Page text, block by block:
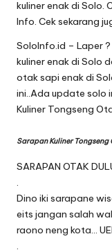
kuliner enak di Solo.
Info. Cek sekarang
SoloInfo.id – Laper ?
kuliner enak di Solo
otak sapi enak di
ini..Ada update solo
Kuliner Tongseng
Sarapan Kuliner
SARAPAN OTAK
.
Dino iki sarapane
eits jangan salah
raono neng kota…
.